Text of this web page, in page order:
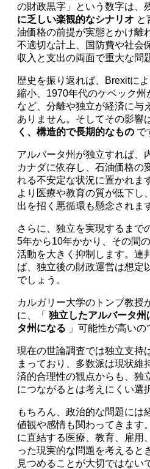
の財政黒字」という数字は、
に乏しい楽観的なシナリオ と
油価格の前提が実態とかけ離
不適切な計上、国防費や社会
収入と支出の両面で重大な問
歴史を振り返れば、Brexitに
縮小、1970年代のケベック
など、分離や独立が経済に与
ありません。そしてその影響
く、構造的で長期的なもの で
アルバータ州が独立すれば、
カナダに依存し、石油価格の
れる不安定な状況に置かれま
より医療や教育の質が低下し
出を招く悪循環も懸念されま
さらに、独立を実現するまで
5年から10年かかり、その間
活動を大きく抑制します。連
ば、独立後の財政運営は想定
でしょう。
カルガリー大学のトンブ教授
に、「独立したアルバータ
タ州になる 」可能性が高いの
現在の世論調査では独立支持
まっており、多数派は現状維
済的合理性の観点からも、独
につながるとは考えにくい選
もちろん、政治的な問題には
値観や感情も関わってきます
に直結する医療、教育、雇用
った現実的な問題を考えると
見つめることが大切ではない